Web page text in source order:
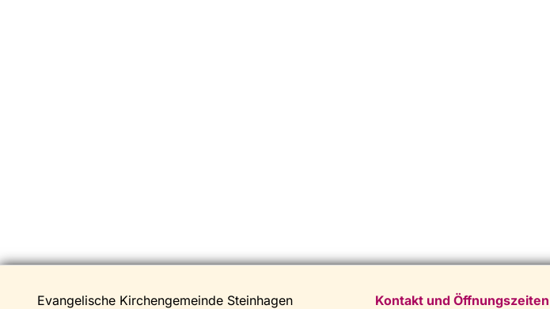
Evangelische Kirchengemeinde Steinhagen
Kontakt und Öffnungszeiten